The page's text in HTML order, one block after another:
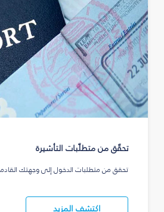
تحقّق من متطلّبات التأشيرة
تحقق من متطلبات الدخول إلى وجهتك
اكتشف المزيد